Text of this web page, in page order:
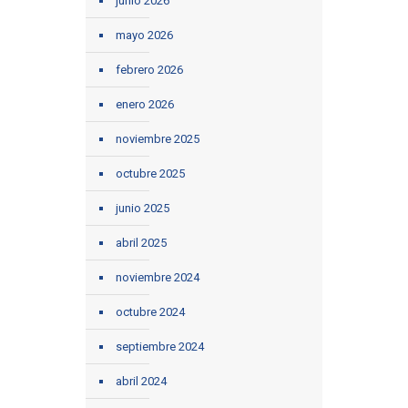
mayo 2026
febrero 2026
enero 2026
noviembre 2025
octubre 2025
junio 2025
abril 2025
noviembre 2024
octubre 2024
septiembre 2024
abril 2024